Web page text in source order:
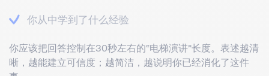
你从中学到了什么经验
你应该把回答控制在30秒左右的“电梯演讲”长度。表述越清
晰，越能建立可信度；越简洁，越说明你已经消化了这件